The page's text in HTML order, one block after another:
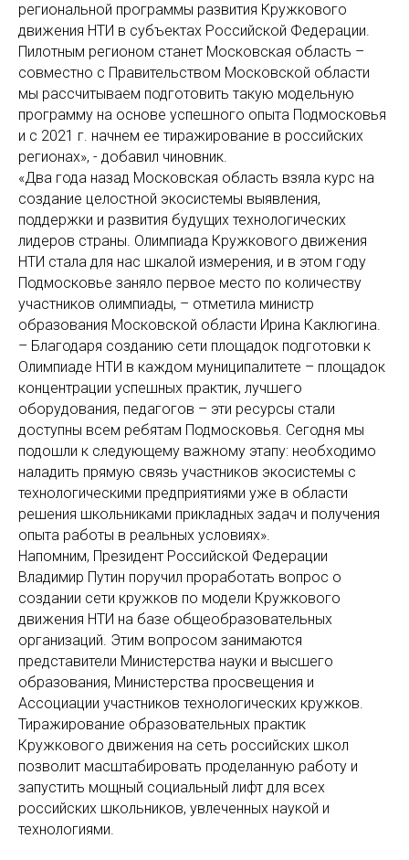
региональной программы развития Кружкового
движения НТИ в субъектах Российской Федерации.
Пилотным регионом станет Московская область –
совместно с Правительством Московской области
мы рассчитываем подготовить такую модельную
программу на основе успешного опыта Подмосковья
и с 2021 г. начнем ее тиражирование в российских
регионах», - добавил чиновник.
«Два года назад Московская область взяла курс на
создание целостной экосистемы выявления,
поддержки и развития будущих технологических
лидеров страны. Олимпиада Кружкового движения
НТИ стала для нас шкалой измерения, и в этом году
Подмосковье заняло первое место по количеству
участников олимпиады, – отметила министр
образования Московской области Ирина Каклюгина.
– Благодаря созданию сети площадок подготовки к
Олимпиаде НТИ в каждом муниципалитете – площадок
концентрации успешных практик, лучшего
оборудования, педагогов – эти ресурсы стали
доступны всем ребятам Подмосковья. Сегодня мы
подошли к следующему важному этапу: необходимо
наладить прямую связь участников экосистемы с
технологическими предприятиями уже в области
решения школьниками прикладных задач и получения
опыта работы в реальных условиях».
Напомним, Президент Российской Федерации
Владимир Путин поручил проработать вопрос о
создании сети кружков по модели Кружкового
движения НТИ на базе общеобразовательных
организаций. Этим вопросом занимаются
представители Министерства науки и высшего
образования, Министерства просвещения и
Ассоциации участников технологических кружков.
Тиражирование образовательных практик
Кружкового движения на сеть российских школ
позволит масштабировать проделанную работу и
запустить мощный социальный лифт для всех
российских школьников, увлеченных наукой и
технологиями.